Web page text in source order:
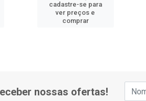
cadastre-se para
ver preços e
comprar
nossas ofertas!